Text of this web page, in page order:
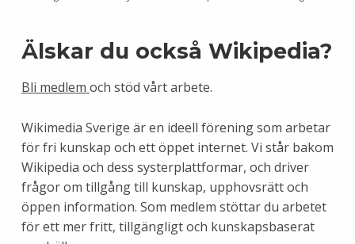
Älskar du också Wikipedia?
Bli medlem och stöd vårt arbete.
Wikimedia Sverige är en ideell förening som arbetar
för fri kunskap och ett öppet internet. Vi står bakom
Wikipedia och dess systerplattformar, och driver
frågor om tillgång till kunskap, upphovsrätt och
öppen information. Som medlem stöttar du arbetet
för ett mer fritt, tillgängligt och kunskapsbaserat